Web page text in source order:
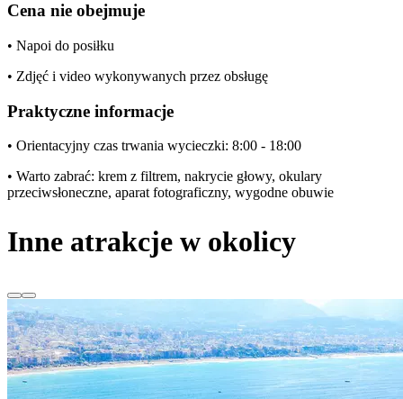
Cena nie obejmuje
• Napoi do posiłku
• Zdjęć i video wykonywanych przez obsługę
Praktyczne informacje
• Orientacyjny czas trwania wycieczki: 8:00 - 18:00
• Warto zabrać: krem z filtrem, nakrycie głowy, okulary
przeciwsłoneczne, aparat fotograficzny, wygodne obuwie
Inne atrakcje w okolicy